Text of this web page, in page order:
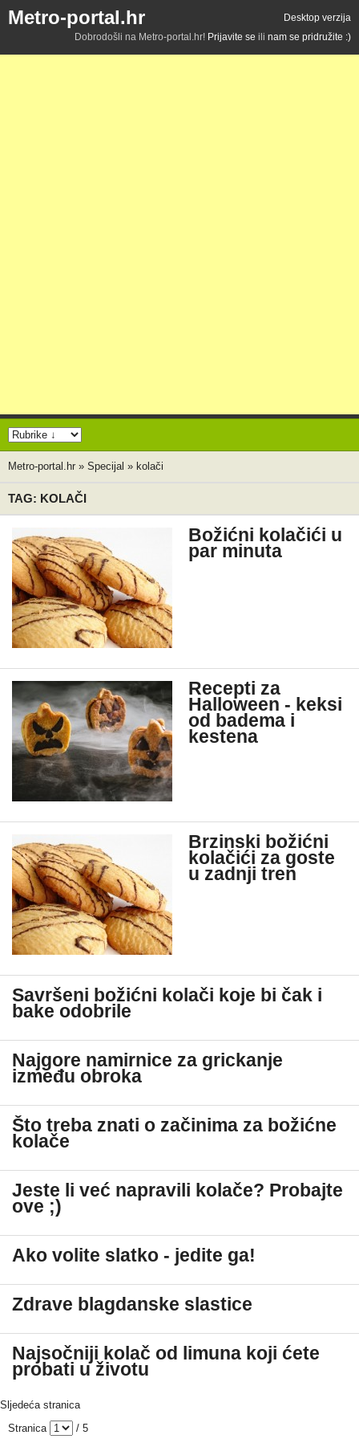
Metro-portal.hr
Desktop verzija
Dobrodošli na Metro-portal.hr! Prijavite se ili nam se pridružite :)
Metro-portal.hr » Specijal » kolači
TAG: KOLAČI
Božićni kolačići u
par minuta
Recepti za
Halloween - keksi
od badema i
kestena
Brzinski božićni
kolačići za goste
u zadnji tren
Savršeni božićni kolači koje bi čak i
bake odobrile
Najgore namirnice za grickanje
između obroka
Što treba znati o začinima za božićne
kolače
Jeste li već napravili kolače? Probajte
ove ;)
Ako volite slatko - jedite ga!
Zdrave blagdanske slastice
Najsočniji kolač od limuna koji ćete
probati u životu
Sljedeća stranica
Stranica
/ 5